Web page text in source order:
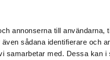
annonserna till användarna,
sådana identifierare och
samarbetar med. Dessa kan
Erbjudande:
🎁 SuneKos Performa